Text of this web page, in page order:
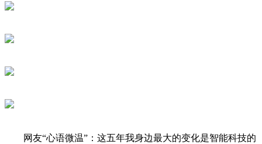
网友“心语微温”：这五年我身边最大的变化是智能科技的